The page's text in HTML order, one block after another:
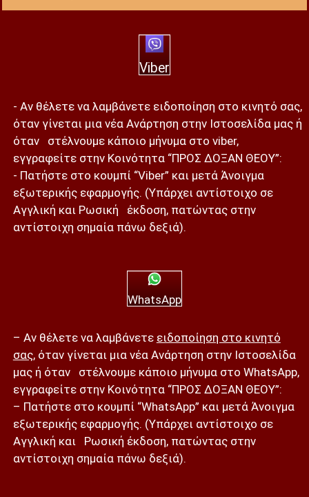
Viber
- Αν θέλετε να λαμβάνετε ειδοποίηση στο κινητό σας,
όταν γίνεται μια νέα Ανάρτηση στην Ιστοσελίδα μας ή
όταν στέλνουμε κάποιο μήνυμα στο viber,
εγγραφείτε στην Κοινότητα “ΠΡΟΣ ΔΟΞΑΝ ΘΕΟΥ”:
- Πατήστε στο κουμπί “Viber” και μετά Άνοιγμα
εξωτερικής εφαρμογής. (Υπάρχει αντίστοιχο σε
Αγγλική και Ρωσική έκδοση, πατώντας στην
αντίστοιχη σημαία πάνω δεξιά).
WhatsApp
– Αν θέλετε να λαμβάνετε ειδοποίηση στο κινητό
σας, όταν γίνεται μια νέα Ανάρτηση στην Ιστοσελίδα
μας ή όταν στέλνουμε κάποιο μήνυμα στο WhatsApp,
εγγραφείτε στην Κοινότητα “ΠΡΟΣ ΔΟΞΑΝ ΘΕΟΥ”:
– Πατήστε στο κουμπί “WhatsApp” και μετά Άνοιγμα
εξωτερικής εφαρμογής. (Υπάρχει αντίστοιχο σε
Αγγλική και Ρωσική έκδοση, πατώντας στην
αντίστοιχη σημαία πάνω δεξιά).